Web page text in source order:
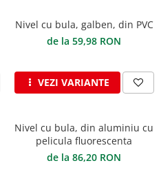
Nivel cu bula, galben, din PVC
de la 59,98 RON
VEZI VARIANTE
Nivel cu bula, din aluminiu cu
pelicula fluorescenta
de la 86,20 RON